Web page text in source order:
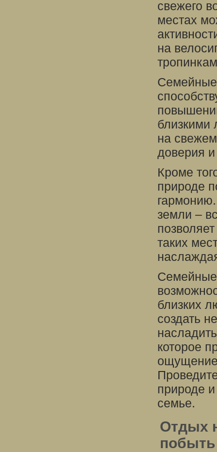
свежего
местах
на
Семейные
близкими
на
доверия
Кроме
природе
земли –
таких
Семейные
близких
создать
которое
ощущение
природе
семье.
Отдых